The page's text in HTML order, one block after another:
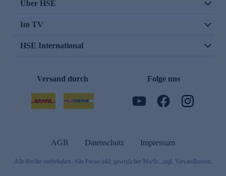
Über HSE
Im TV
HSE International
Versand durch Folge uns
AGB Datenschutz Impressum
Alle Rechte vorbehalten. Alle Preise inkl. gesetzlicher MwSt., zzgl. Versandkosten.